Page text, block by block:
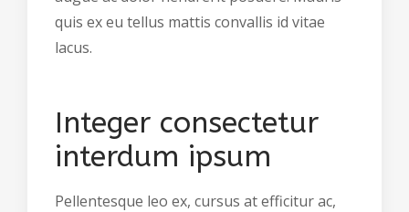
quis ex eu tellus mattis convallis id vitae
lacus.
Integer consectetur
interdum ipsum
Pellentesque leo ex, cursus at efficitur ac,